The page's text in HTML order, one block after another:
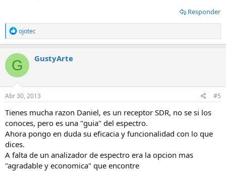
Responder
R
e
a
c
t
i
o
n
s
ojotec
G GustyArte
Abr 30, 2013 #5
Tienes mucha razon Daniel, es un receptor SDR, no se si los
conoces, pero es una "guia" del espectro.
Ahora pongo en duda su eficacia y funcionalidad con lo que
dices.
A falta de un analizador de espectro era la opcion mas
"agradable y economica" que encontre